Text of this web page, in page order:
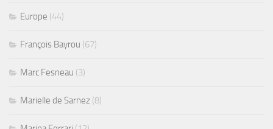
Europe (44)
François Bayrou (67)
Marc Fesneau (3)
Marielle de Sarnez (8)